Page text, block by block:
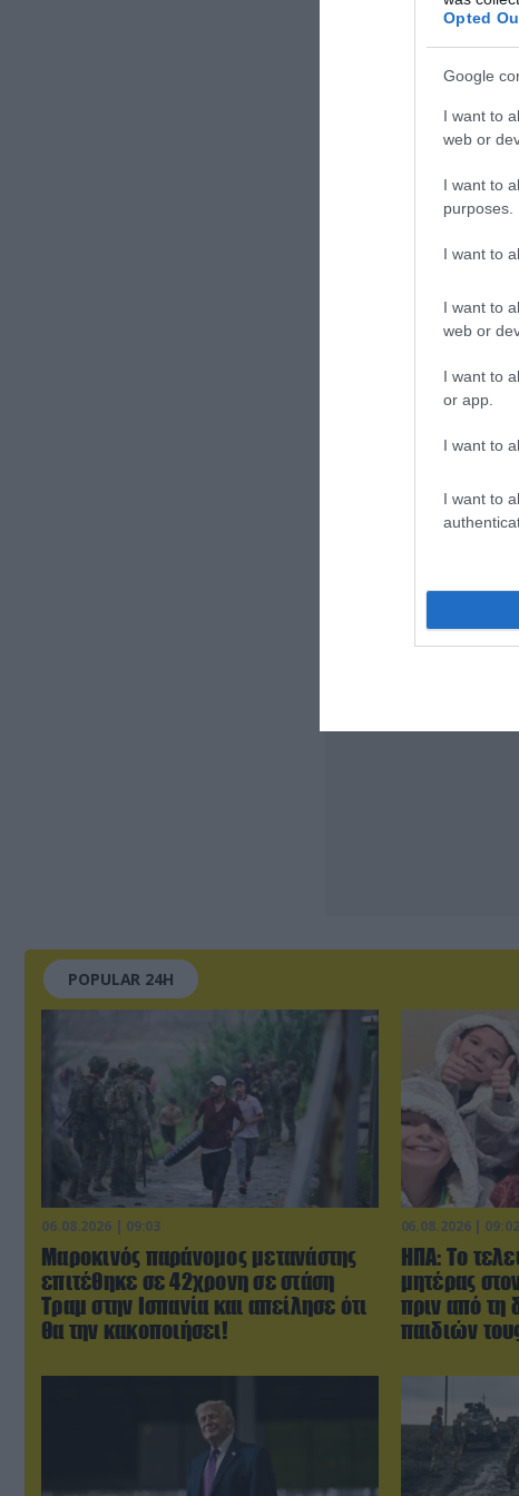
Opted
Google
I want to
web or
I want to
purposes.
I want to
I want to
web or
I want to
or app.
I want to
I want to
αναγνωρίζει το
αποκλιμακωθεί»
POPULAR 24H
06.08.2026 | 09:03
Μαροκινός παράνομος μετανάστης
επιτέθηκε σε 42χρονη σε στάση
Τραμ στην Ισπανία και απείλησε ότι
θα την κακοποιήσει!
06.08.2026 | 09:02
ΗΠΑ: Το
μητέρας
πριν από τη
παιδιών